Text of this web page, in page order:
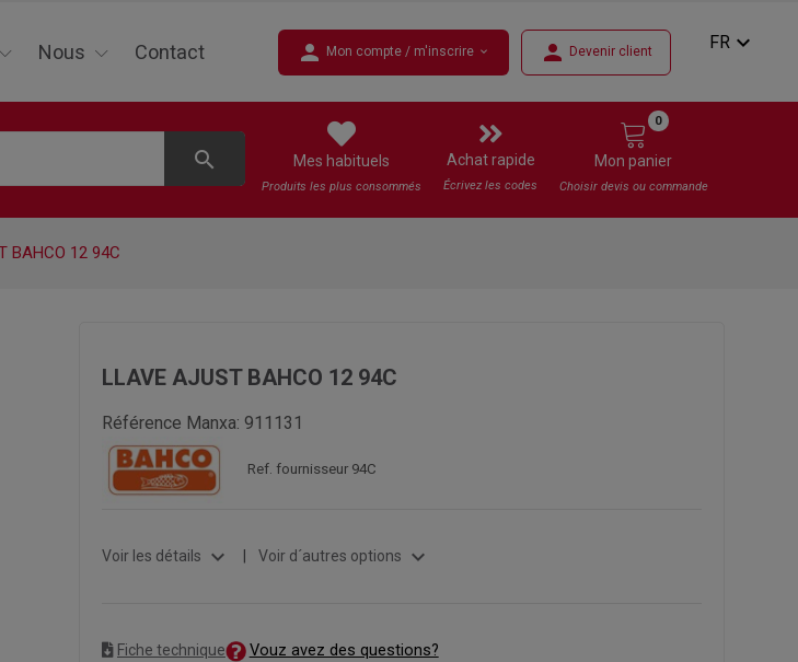
Nous Contact person Mon compte / m'inscrire expand_more person Devenir client FR expand_more
search Mes habituels
Produits les plus consommés
Achat rapide
Écrivez les codes
Mon panier
0
Choisir devis ou commande
BAHCO 12 94C
LLAVE AJUST BAHCO 12 94C
Référence Manxa: 911131
Ref. fournisseur 94C
Voir les détails expand_more Voir d´autres options expand_more
Fiche technique Vouz avez des questions?